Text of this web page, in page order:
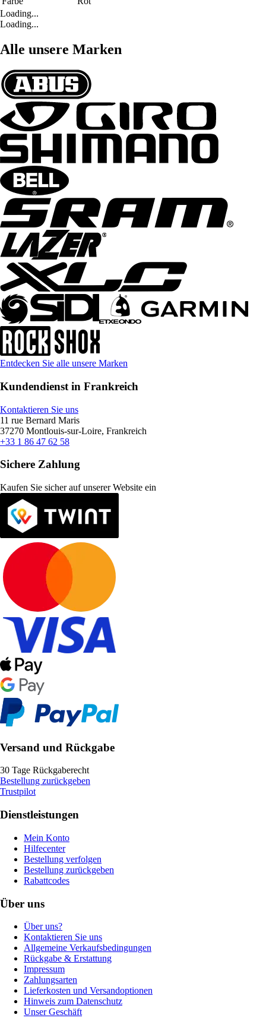
Loading...
Loading...
Alle unsere Marken
Entdecken Sie alle unsere Marken
Kundendienst in Frankreich
Kontaktieren Sie uns
11 rue Bernard Maris
37270 Montlouis-sur-Loire, Frankreich
+33 1 86 47 62 58
Sichere Zahlung
Kaufen Sie sicher auf unserer Website ein
Versand und Rückgabe
30 Tage Rückgaberecht
Bestellung zurückgeben
Trustpilot
Dienstleistungen
Mein Konto
Hilfecenter
Bestellung verfolgen
Bestellung zurückgeben
Rabattcodes
Über uns
Über uns?
Kontaktieren Sie uns
Allgemeine Verkaufsbedingungen
Rückgabe & Erstattung
Impressum
Zahlungsarten
Lieferkosten und Versandoptionen
Hinweis zum Datenschutz
Unser Geschäft